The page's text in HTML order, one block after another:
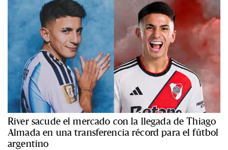
River sacude el mercado con la llegada de Thiago
Almada en una transferencia récord para el fútbol
argentino